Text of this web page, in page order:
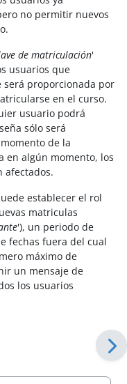
no permitir nuevos
de matriculación'
usuarios que
será proporcionada por
en el curso.
usuario podrá
sólo será
de la
en algún momento, los
afectados.
establecer el rol
matriculas
'), un periodo de
fechas fuera del cual
máximo de
un mensaje de
los usuarios